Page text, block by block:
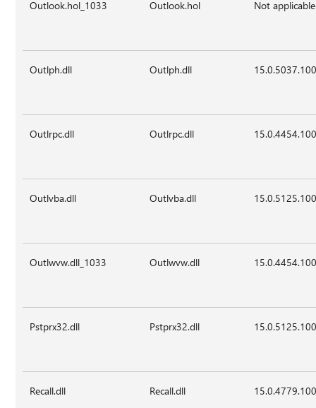
Outlook.hol_1033 Outlook.hol Not applicable
Outlph.dll Outlph.dll
Outlrpc.dll Outlrpc.dll
Outlvba.dll Outlvba.dll
Outlwvw.dll_1033 Outlwvw.dll
Pstprx32.dll Pstprx32.dll
Recall.dll Recall.dll